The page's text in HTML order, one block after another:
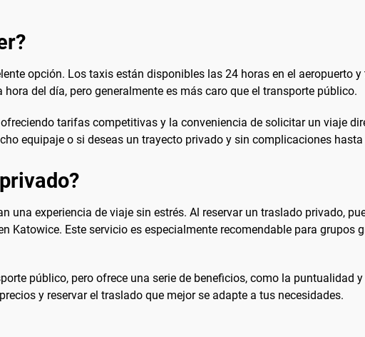
opción. Los taxis están disponibles las 24 horas en el aeropuerto
del día, pero generalmente es más caro que el transporte público.
tarifas competitivas y la conveniencia de solicitar un viaje
equipaje o si deseas un trayecto privado y sin complicaciones
una experiencia de viaje sin estrés. Al reservar un traslado privado,
Katowice. Este servicio es especialmente recomendable para grupos
público, pero ofrece una serie de beneficios, como la puntualidad
y reservar el traslado que mejor se adapte a tus necesidades.